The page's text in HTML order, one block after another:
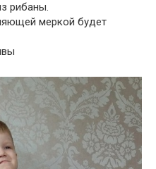
рибаны.
меркой будет